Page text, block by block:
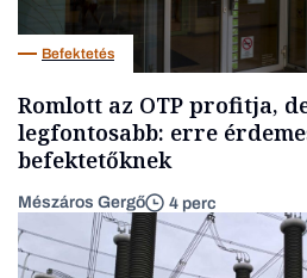
Befektetés
Romlott az OTP profitja,
legfontosabb: erre
befektetőknek
Mészáros Gergő 4 perc